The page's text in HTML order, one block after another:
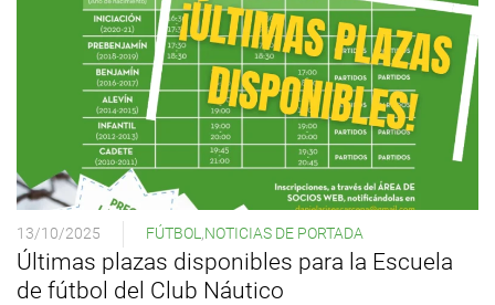
13/10/2025 FÚTBOL NOTICIAS DE PORTADA
Últimas plazas disponibles para la Escuela
de fútbol del Club Náutico